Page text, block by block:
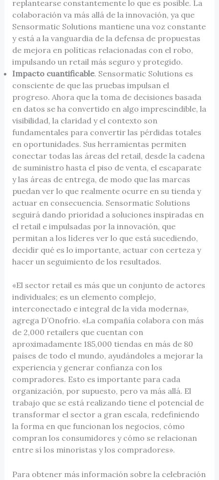
replantearse constantemente lo que es posible. La
colaboración va más allá de la innovación, ya que
Sensormatic Solutions mantiene una voz constante
y está a la vanguardia de la defensa de propuestas
de mejora en políticas relacionadas con el robo,
impulsando un retail más seguro y protegido.
Impacto cuantificable. Sensormatic Solutions es
consciente de que las pruebas impulsan el
progreso. Ahora que la toma de decisiones basada
en datos se ha convertido en algo imprescindible, la
visibilidad, la claridad y el contexto son
fundamentales para convertir las pérdidas totales
en oportunidades. Sus herramientas permiten
conectar todas las áreas del retail, desde la cadena
de suministro hasta el piso de venta, el escaparate
y las áreas de entrega, de modo que las marcas
puedan ver lo que realmente ocurre en su tienda y
actuar en consecuencia. Sensormatic Solutions
seguirá dando prioridad a soluciones inspiradas en
el retail e impulsadas por la innovación, que
permitan a los líderes ver lo que está sucediendo,
decidir qué es lo importante, actuar con certeza y
hacer un seguimiento de los resultados.
«El sector retail es más que un conjunto de actores
individuales; es un elemento complejo,
interconectado e integral de la vida moderna»,
agrega D’Onofrio. «La compañía colabora con más
de 2,000 retailers que cuentan con
aproximadamente 185,000 tiendas en más de 80
países de todo el mundo, ayudándoles a mejorar la
experiencia y generar confianza con los
compradores. Esto es importante para cada
organización, por supuesto, pero va más allá. El
trabajo que se está realizando tiene el potencial de
transformar el sector a gran escala, redefiniendo
la forma en que funcionan los negocios, cómo
compran los consumidores y cómo se relacionan
entre sí los minoristas y los compradores».
Para obtener más información sobre la celebración